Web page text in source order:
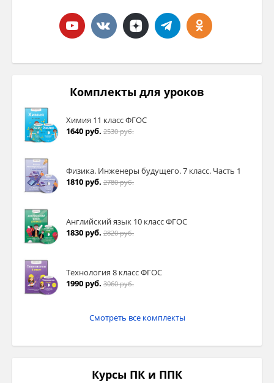
Комплекты для уроков
Химия 11 класс ФГОС
1640 руб. 2530 руб.
Физика. Инженеры будущего. 7 класс. Часть 1
1810 руб. 2780 руб.
Английский язык 10 класс ФГОС
1830 руб. 2820 руб.
Технология 8 класс ФГОС
1990 руб. 3060 руб.
Смотреть все комплекты
Курсы ПК и ППК